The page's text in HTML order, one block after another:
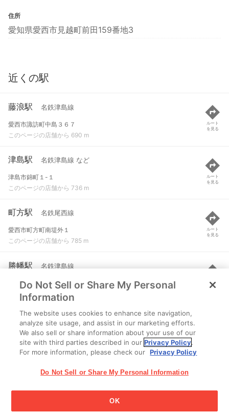
住所
愛知県愛西市見越町前田159番地3
近くの駅
藤浪駅 名鉄津島線
愛西市諏訪町中島３６７
このページの店舗から 690 m
ルート
を見る
津島駅 名鉄津島線 など
津島市錦町１-１
このページの店舗から 736 m
ルート
を見る
町方駅 名鉄尾西線
愛西市町方町南堤外１
このページの店舗から 785 m
ルート
を見る
勝幡駅 名鉄津島線
愛西市勝幡町五俵入２２６６-４
このページの店舗から 1.9 km
ルート
を見る
六輪駅 名鉄尾西線
稲沢市平和町須ケ脇４２６
このページの店舗から 2.1 km
江崎グリコ株式会社 Copyright © 2025 Ezaki Glico Co., Ltd.
Do Not Sell or Share My Personal
Information
The website uses cookies to enhance site navigation,
analyze site usage, and assist in our marketing efforts.
We also sell or share information about your use of our
site with third parties described in ourPrivacy Policy.
For more information, please check our Privacy Policy
Do Not Sell or Share My Personal Information
OK